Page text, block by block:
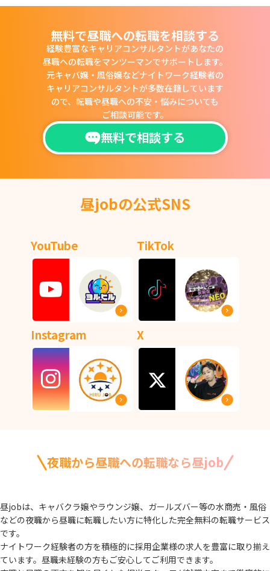
無料で昼職への転職を相談する
経験豊富なキャリアコンサルタントがあなたの
昼職への転職をマンツーマンでサポートします。
元キャバ嬢・風俗嬢などナイトワーク経験者の
キャリアコンサルタントが多数在籍しています
ので、 転職や昼職への不安・悩みについても
ご相談可能です。
無料で相談する
昼jobの公式SNS
YouTube TikTok
Instagram X
夜職から昼職への転職なら昼job
昼jobは、キャバクラ嬢やラウンジ嬢、ガールズバー等の水商売・風俗
などの夜職から昼職に転職したい方に特化した完全無料の転職サービス
です。
ナイトワーク経験者の方を積極的に採用企業様の求人を豊富に取り揃え
ています。 昼職未経験の方もご安心してご利用できます。